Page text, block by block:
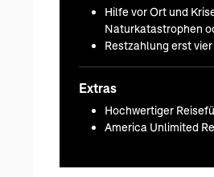
Hilfe vor Ort und
Naturkatastrophen
Restzahlung erst
Extras
Hochwertiger
America Unlimited